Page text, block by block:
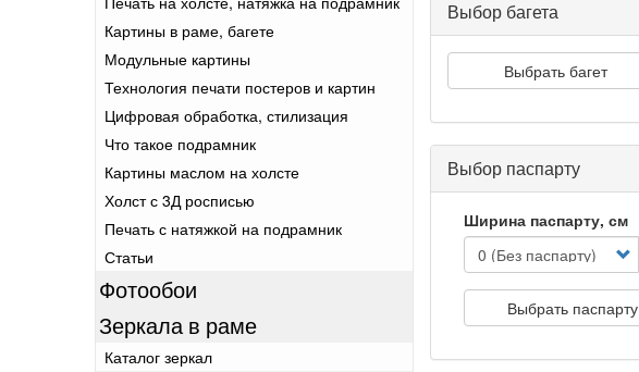
Картины в раме, багете
Модульные картины
Технология печати постеров и картин
Цифровая обработка, стилизация
Что такое подрамник
Картины маслом на холсте
Холст с 3Д росписью
Печать с натяжкой на подрамник
Статьи
Фотообои
Зеркала в раме
Каталог зеркал
Выбор багета
Выбрать багет
Выбор паспарту
Ширина паспарту, см
Выбрать паспарту